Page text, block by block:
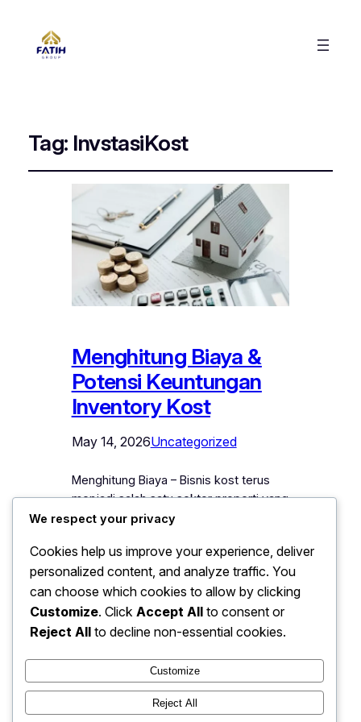
Tag: InvstasiKost
Menghitung Biaya &
Potensi Keuntungan
Inventory Kost
May 14, 2026Uncategorized
Menghitung Biaya – Bisnis kost terus
menjadi salah satu sektor properti yang
menarik perhatian investor di tahun
sementara, terutama di kawasan
kampus dan pusat aktivitas kerja,
membuat bisnis ini dinilai mampu
memberikan pemasukan stabil dalam
jangka panjang. Namun di balik potensi
penting yang sering luput…
We respect your privacy
Cookies help us improve your experience, deliver
personalized content, and analyze traffic. You
can choose which cookies to allow by clicking
Customize. Click Accept All to consent or
Reject All to decline non-essential cookies.
Customize
Reject All